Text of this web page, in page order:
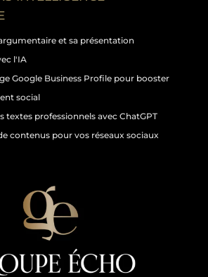
et sa présentation
l'IA
Google Business Profile pour booster
social
textes professionnels avec ChatGPT
contenus pour vos réseaux sociaux